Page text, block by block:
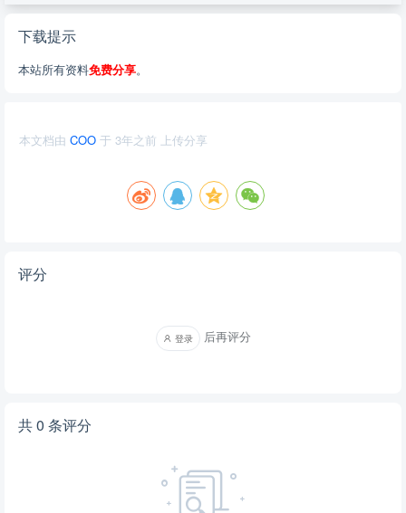
下载提示
本站所有资料免费分享。
本文档由 COO 于 3年之前 上传分享
评分
登录 后再评分
共 0 条评分